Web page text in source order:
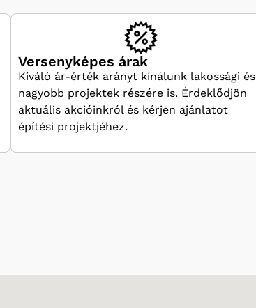
Versenyképes árak
Kiváló ár-érték arányt kínálunk lakossági és
nagyobb projektek részére is. Érdeklődjön
aktuális akcióinkról és kérjen ajánlatot
építési projektjéhez.